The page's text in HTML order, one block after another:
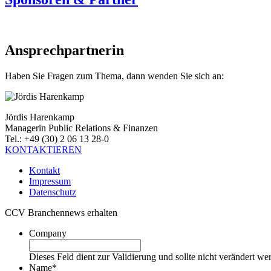
Ansprechpartnerin
Haben Sie Fragen zum Thema, dann wenden Sie sich an:
Jördis Harenkamp
Managerin Public Relations & Finanzen
Tel.: +49 (30) 2 06 13 28-0
KONTAKTIEREN
Kontakt
Impressum
Datenschutz
CCV Branchennews erhalten
Company
Dieses Feld dient zur Validierung und sollte nicht verändert
Name*